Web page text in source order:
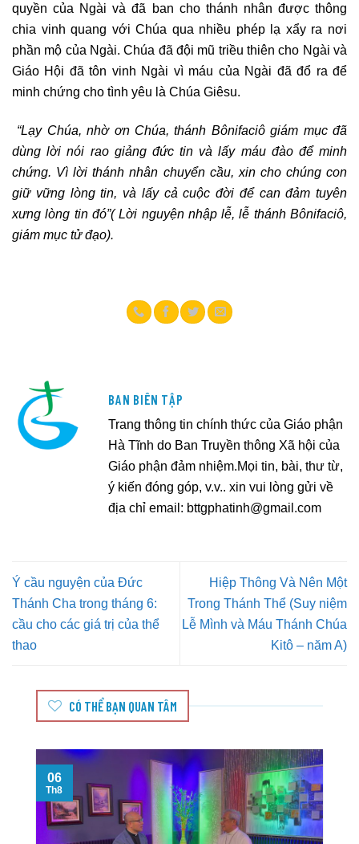
quyền của Ngài và đã ban cho thánh nhân được thông
chia vinh quang với Chúa qua nhiều phép lạ xẩy ra nơi
phần mộ của Ngài. Chúa đã đội mũ triều thiên cho Ngài và
Giáo Hội đã tôn vinh Ngài vì máu của Ngài đã đổ ra để
minh chứng cho tình yêu là Chúa Giêsu.
“Lạy Chúa, nhờ ơn Chúa, thánh Bônifaciô giám mục đã
dùng lời nói rao giảng đức tin và lấy máu đào để minh
chứng. Vì lời thánh nhân chuyển cầu, xin cho chúng con
giữ vững lòng tin, và lấy cả cuộc đời để can đảm tuyên
xưng lòng tin đó”( Lời nguyện nhập lễ, lễ thánh Bônifaciô,
giám mục tử đạo).
BAN BIÊN TẬP
Trang thông tin chính thức của Giáo phận
Hà Tĩnh do Ban Truyền thông Xã hội của
Giáo phận đảm nhiệm.Mọi tin, bài, thư từ,
ý kiến đóng góp, v.v.. xin vui lòng gửi về
địa chỉ email: bttgphatinh@gmail.com
Ý cầu nguyện của Đức
Thánh Cha trong tháng 6:
cầu cho các giá trị của thể
thao
Hiệp Thông Và Nên Một
Trong Thánh Thể (Suy niệm
Lễ Mình và Máu Thánh Chúa
Kitô – năm A)
CÓ THỂ BẠN QUAN TÂM
06
Th8